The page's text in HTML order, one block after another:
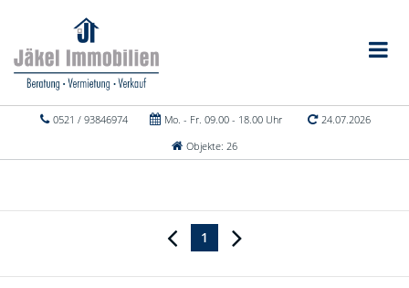
0521 / 93846974 Mo. - Fr. 09.00 - 18.00 Uhr
24.07.2026
Objekte: 26
1